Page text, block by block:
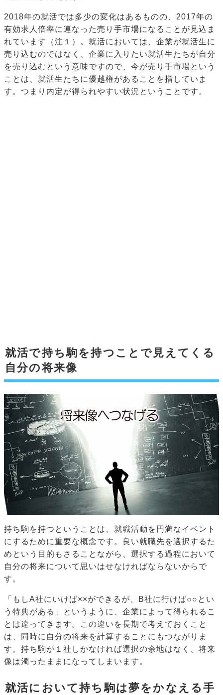
2018年の就活では多少の変化はあるものの、2017年の
有効求人倍率に連なった売り手市場になることが見込ま
れています（注１）。就活においては、企業が就活生に
売り込むのではなく、企業に入りたい就活生たちが自分
を売り込むという意味ですので、今が売り手市場という
ことは、就活生たちに優越権があることを指していま
す。つまり内定が得られやすい状況ということです。
就活で持ち駒を持つことで見えてくる
自分の将来像
持ち駒を持つということは、就職活動を円満なイベント
にするために重要な概念です。良い就職先を選択するた
めという目的もさることながら、選択する過程において
自分の将来について思いはせなければならないからで
す。
「もしA社にいけば××ができるが、B社に行けば○○とい
う特典がある」というように、企業によって得られるこ
とは違ってきます。この違いを長期で考えておくこと
は、同時に自分の将来を計算することにもつながりま
す。持ち駒が１社しかなければ選択の余地はなく、将来
像は濁ったままになってしまいます。
就活において持ち駒は夢をかなえる手